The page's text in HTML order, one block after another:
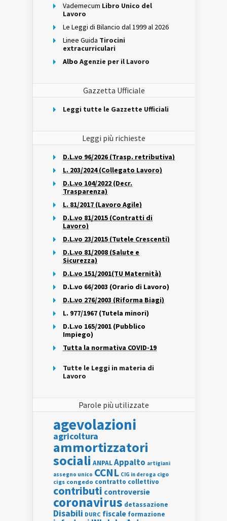
Vademecum Libro Unico del
Lavoro
Le Leggi di Bilancio dal 1999 al 2026
Linee Guida Tirocini
extracurriculari
Albo Agenzie per il Lavoro
Gazzetta Ufficiale
Leggi tutte le Gazzette Ufficiali
Leggi più richieste
D.L.vo 96/2026 (Trasp. retributiva)
L. 203/2024 (Collegato Lavoro)
D.L.vo 104/2022 (Decr.
Trasparenza)
L. 81/2017 (Lavoro Agile)
D.L.vo 81/2015 (Contratti di
Lavoro)
D.L.vo 23/2015 (Tutele Crescenti)
D.L.vo 81/2008 (Salute e
Sicurezza)
D.L.vo 151/2001(TU Maternità)
D.L.vo 66/2003 (Orario di Lavoro)
D.L.vo 276/2003 (Riforma Biagi)
L. 977/1967 (Tutela minori)
D.L.vo 165/2001 (Pubblico
Impiego)
Tutta la normativa COVID-19
Tutte le Leggi in materia di
Lavoro
Parole più utilizzate
agevolazioni
agricoltura
ammortizzatori
sociali ANPALAppalto artigiani
assegno unico CCNL CIG in deroga cigo
cigs congedo contratto collettivo
contributi controversie
coronavirus detassazione
Disabili DURC fiscale formazione